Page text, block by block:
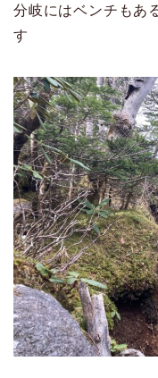
分岐にはベンチもあ
す